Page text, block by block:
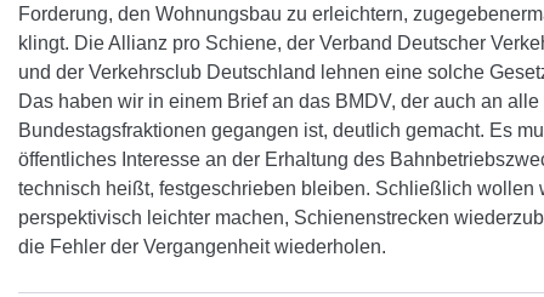
Forderung, den Wohnungsbau zu erleichtern,
klingt. Die Allianz pro Schiene, der Verband Deutscher
und der Verkehrsclub Deutschland lehnen eine solche
Das haben wir in einem Brief an das BMDV, der auch an alle
Bundestagsfraktionen gegangen ist, deutlich gemacht. Es
öffentliches Interesse an der Erhaltung des
technisch heißt, festgeschrieben bleiben. Schließlich wollen
perspektivisch leichter machen, Schienenstrecken
die Fehler der Vergangenheit wiederholen.